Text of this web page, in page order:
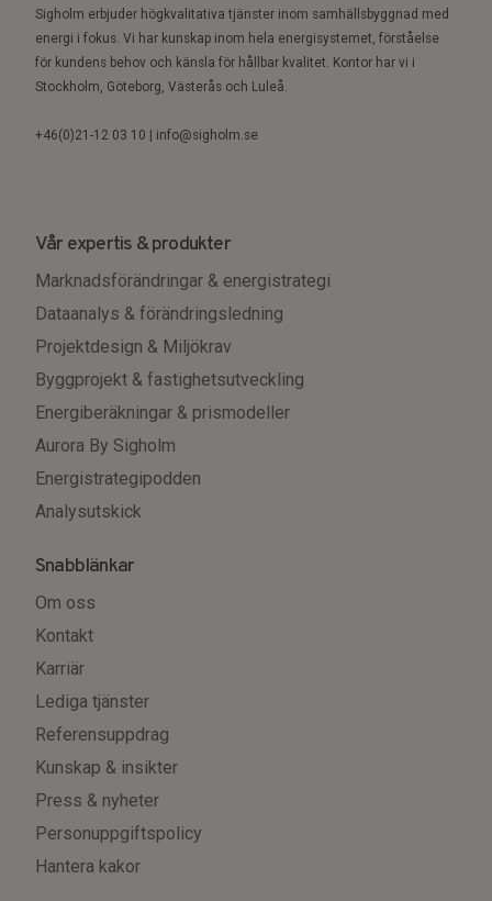
Sigholm erbjuder högkvalitativa tjänster inom samhällsbyggnad med
energi i fokus. Vi har kunskap inom hela energisystemet, förståelse
för kundens behov och känsla för hållbar kvalitet. Kontor har vi i
Stockholm, Göteborg, Västerås och Luleå.
+46(0)21-12 03 10 | info@sigholm.se
Vår expertis & produkter
Marknadsförändringar & energistrategi
Dataanalys & förändringsledning
Projektdesign & Miljökrav
Byggprojekt & fastighetsutveckling
Energiberäkningar & prismodeller
Aurora By Sigholm
Energistrategipodden
Analysutskick
Snabblänkar
Om oss
Kontakt
Karriär
Lediga tjänster
Referensuppdrag
Kunskap & insikter
Press & nyheter
Personuppgiftspolicy
Hantera kakor